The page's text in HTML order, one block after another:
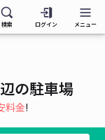
検索 ログイン メニュー
の駐車場
料金!